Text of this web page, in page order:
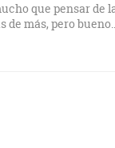
que pensar de
de más, pero